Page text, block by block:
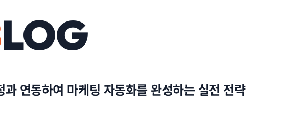
LOG
연동하여 마케팅 자동화를 완성하는 실전 전략